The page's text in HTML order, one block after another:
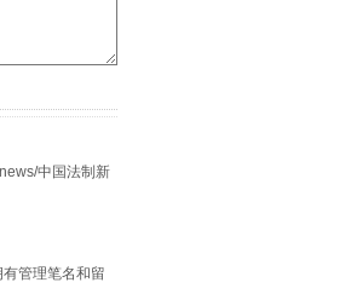
中国法制新
管理笔名和留